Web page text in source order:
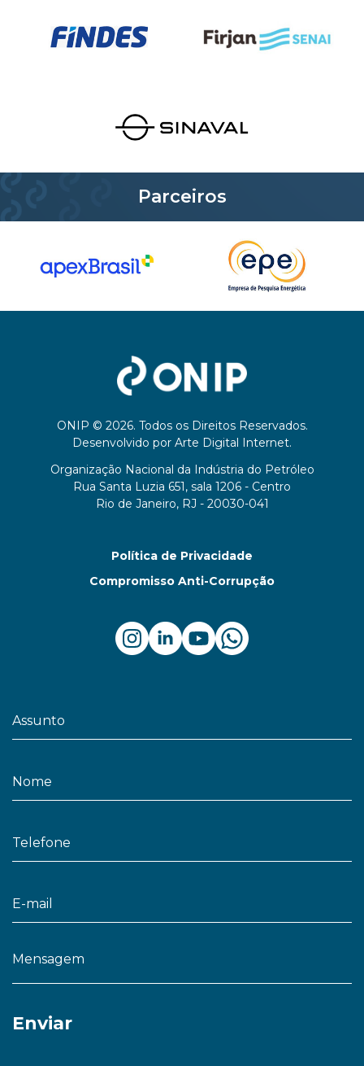
Parceiros
ONIP © 2026. Todos os Direitos Reservados.
Desenvolvido por Arte Digital Internet.
Organização Nacional da Indústria do Petróleo
Rua Santa Luzia 651, sala 1206 - Centro
Rio de Janeiro, RJ - 20030-041
Política de Privacidade
Compromisso Anti-Corrupção